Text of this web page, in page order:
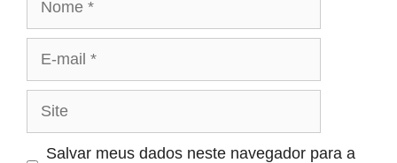
Site
Salvar meus dados neste navegador para a